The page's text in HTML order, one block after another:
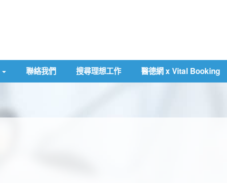
聯絡我們 搜尋理想工作 醫德網 x Vital Booking